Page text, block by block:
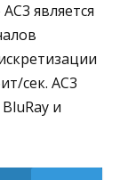
является
сек. AC3
и